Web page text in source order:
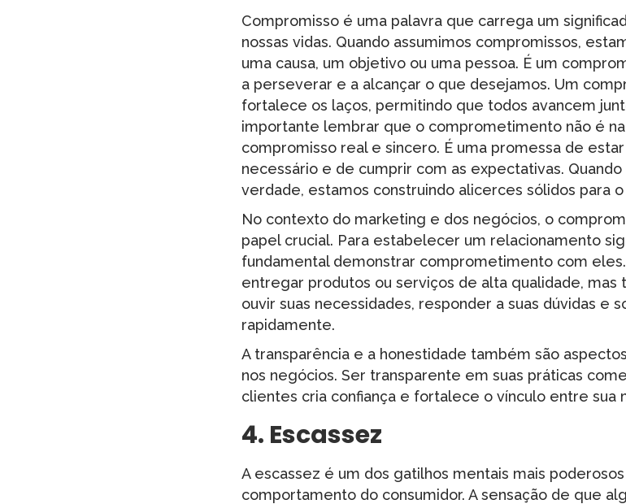
Compromisso é uma palavra que carrega um
nossas vidas. Quando assumimos compromissos,
uma causa, um objetivo ou uma pessoa. É um
a perseverar e a alcançar o que desejamos. Um
fortalece os laços, permitindo que todos avancem
importante lembrar que o comprometimento não é
compromisso real e sincero. É uma promessa de
necessário e de cumprir com as expectativas.
verdade, estamos construindo alicerces sólidos para
No contexto do marketing e dos negócios, o
papel crucial. Para estabelecer um relacionamento
fundamental demonstrar comprometimento com eles.
entregar produtos ou serviços de alta qualidade,
ouvir suas necessidades, responder a suas dúvidas e
rapidamente.
A transparência e a honestidade também são
nos negócios. Ser transparente em suas práticas
clientes cria confiança e fortalece o vínculo entre sua
4. Escassez
A escassez é um dos gatilhos mentais mais
comportamento do consumidor. A sensação de que